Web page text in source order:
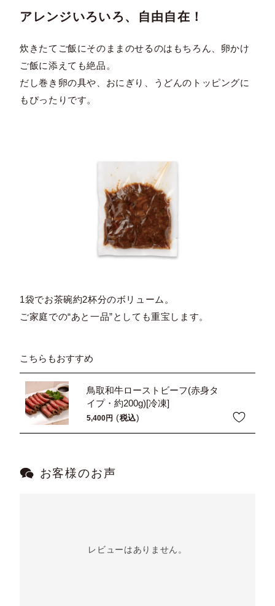
アレンジいろいろ、自由自在！
炊きたてご飯にそのままのせるのはもちろん、卵かけ
ご飯に添えても絶品。
だし巻き卵の具や、おにぎり、うどんのトッピングに
もぴったりです。
1袋でお茶碗約2杯分のボリューム。
ご家庭での“あと一品”としても重宝します。
こちらもおすすめ
鳥取和牛ローストビーフ(赤身タ
イプ・約200g)[冷凍]
5,400 税込
お客様のお声
レビューはありません。